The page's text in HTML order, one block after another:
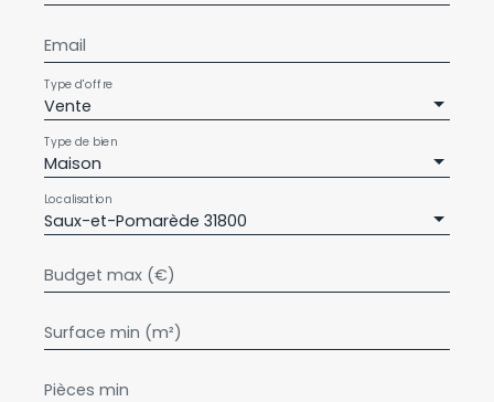
Email
Vente
Type d'offre
Maison
Type de bien
Saux-et-Pomarède 31800
Localisation
Budget max (€)
Surface min (m²)
Pièces min